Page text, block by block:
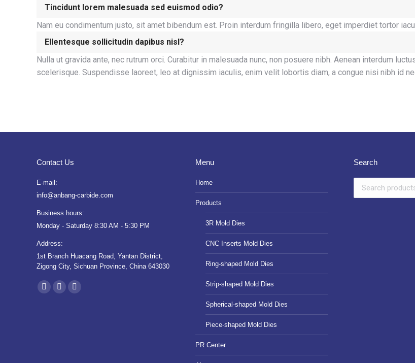
Tincidunt lorem malesuada sed euismod odio?
Nam eu condimentum justo, sit amet bibendum est. Proin interdum fringilla libero, eget imperdiet tortor
Ellentesque sollicitudin dapibus nisl?
Nulla ut gravida ante, nec rutrum orci. Curabitur in malesuada nunc, non posuere nibh. Aenean interdum
scelerisque. Suspendisse laoreet, leo at dignissim iaculis, enim velit lobortis diam, a congue nisi nibh id
Contact Us
E-mail:
info@anbang-carbide.com
Business hours:
Monday - Saturday 8:30 AM - 5:30 PM
Address:
1st Branch Huacang Road, Yantan District,
Zigong City, Sichuan Province, China 643030
Find us on:
YouTubeInstagramWhatsapp
Menu
Home
Products
3R Mold Dies
CNC Inserts Mold Dies
Ring-shaped Mold Dies
Strip-shaped Mold Dies
Spherical-shaped Mold Dies
Piece-shaped Mold Dies
PR Center
Search